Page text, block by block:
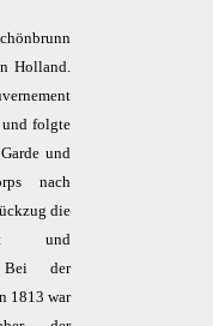
Holland.
folgte
und
nach
die
und
Bei der
1813 war